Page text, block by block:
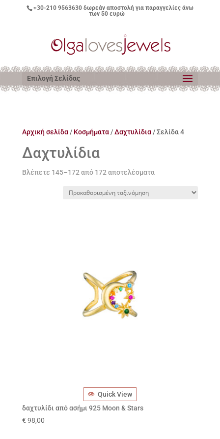
+30-210 9563630δωρεάν αποστολή για παραγγελίες άνω
των 50 ευρώ
Επιλογή Σελίδας
Αρχική σελίδα/ Κοσμήματα/Δαχτυλίδια/ Σελίδα 4
Δαχτυλίδια
Βλέπετε 145–172 από 172 αποτελέσματα
Quick View
δαχτυλίδι από ασήμι 925 Moon & Stars
€ 98,00